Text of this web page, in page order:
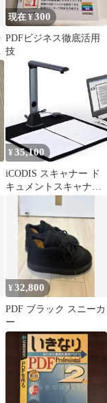
現在 ¥300
PDFビジネス徹底活用
技
¥ 35,100
iCODIS スキャナー ド
キュメントスキャナー
非破壊 書画カメラ:
1700万画素 A3対応
OCR コンパクト 自炊
高速スキャン PDF変換
ブックスキャン 自動平
坦化 書籍デジタル化 卓
上型 Windows/Mac対応
事務所/教育 a7ee8a3c
¥32,800
PDF ブラック スニーカ
ー